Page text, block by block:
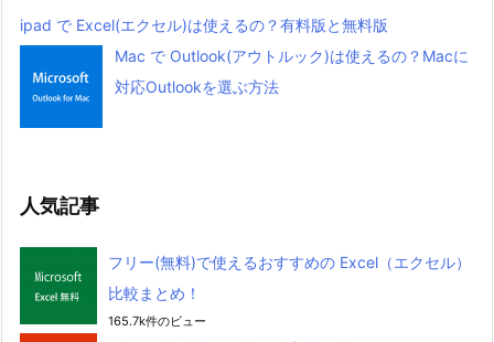
ipad で Excel(エクセル)は使えるの？有料版と無料版
Mac で Outlook(アウトルック)は使えるの？Macに
対応Outlookを選ぶ方法
人気記事
フリー(無料)で使えるおすすめの Excel（エクセル）
比較まとめ！
165.7k件のビュー